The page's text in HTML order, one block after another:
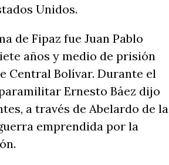
Unidos.
de Fipaz fue Juan Pablo
años y medio de prisión
Central Bolívar. Durante el
Ernesto Báez dijo
a través de Abelardo de la
emprendida por la